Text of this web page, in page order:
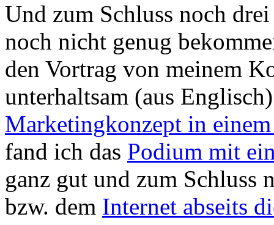
Und zum Schluss noch
noch nicht genug
den Vortrag von meinem
unterhaltsam (aus
Marketingkonzept in
fand ich das Podium mit
ganz gut und zum Schluss
bzw. dem Internet abseits